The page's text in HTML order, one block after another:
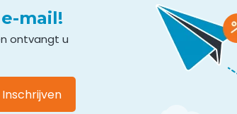
mail!
ontvangt u
Inschrijven